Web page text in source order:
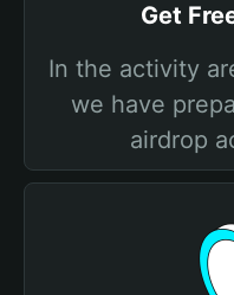
Get
In the activity
we have
airdrop